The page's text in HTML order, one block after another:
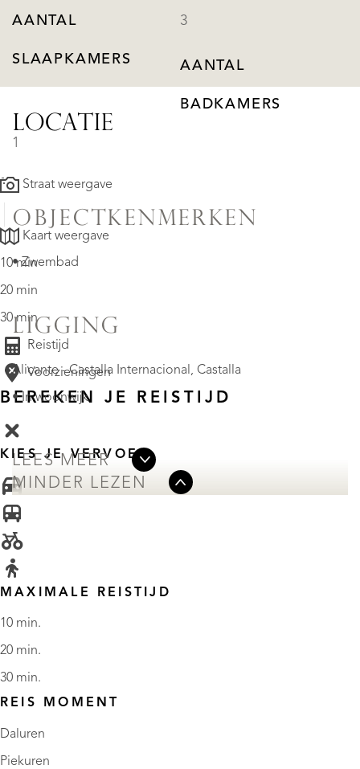
AANTAL
SLAAPKAMERS
3
AANTAL
BADKAMERS
1
OBJECTKENMERKEN
• Zwembad
LIGGING
Alicante - Castalla Internacional, Castalla
• In woonwijk
LEES MEER
MINDER LEZEN
LOCATIE
Straat weergave
Kaart weergave
10 min
20 min
30 min
Reistijd
Voorzieningen
BEREKEN JE REISTIJD
KIES JE VERVOER
MAXIMALE REISTIJD
10 min.
20 min.
30 min.
REIS MOMENT
Daluren
Piekuren